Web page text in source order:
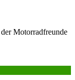
Motorradfreunde